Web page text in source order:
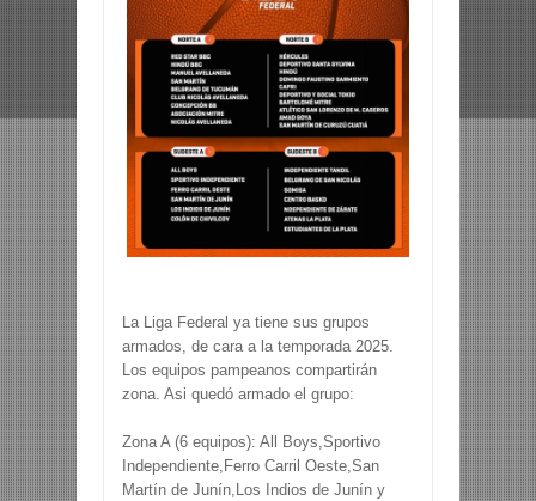
La Liga Federal ya tiene sus grupos
armados, de cara a la temporada 2025.
Los equipos pampeanos compartirán
zona. Asi quedó armado el grupo:
Zona A (6 equipos): All Boys,Sportivo
Independiente,Ferro Carril Oeste,San
Martín de Junín,Los Indios de Junín y